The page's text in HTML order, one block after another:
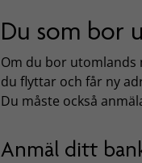
Du som bor
Om du bor utomlands
du flyttar och får ny
Du måste också
Anmäl ditt